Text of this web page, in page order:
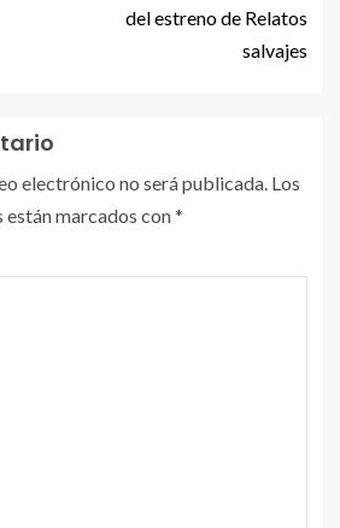
del estreno de Relatos
salvajes
electrónico no será publicada. Los
marcados con*